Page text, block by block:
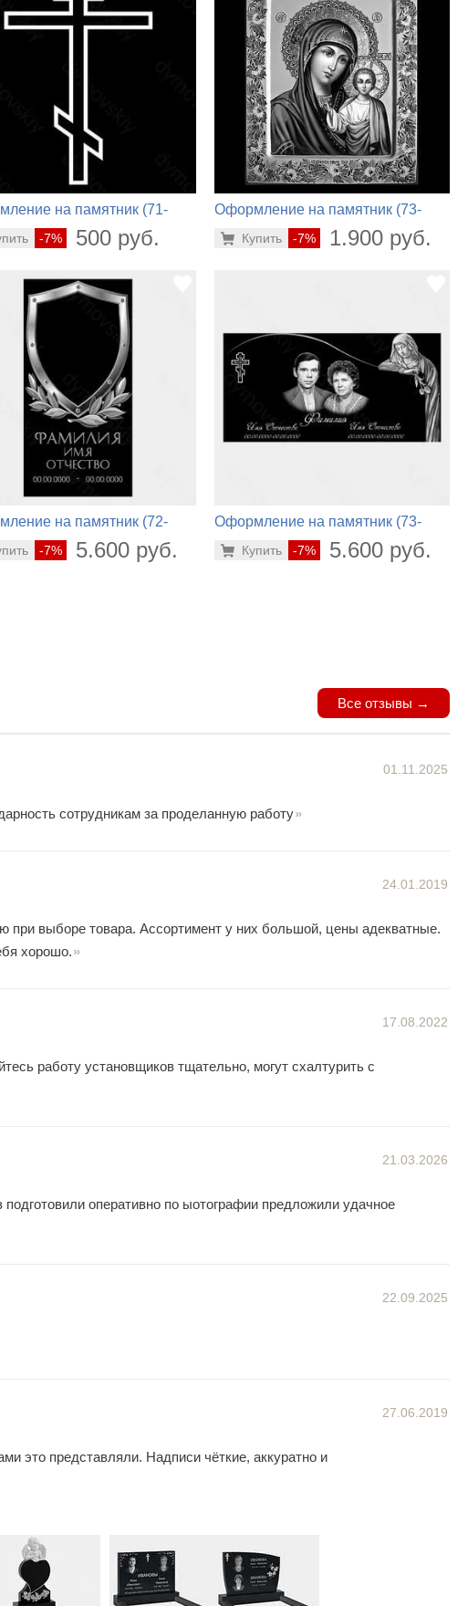
на памятник (71-
-7% 500 руб.
Оформление на памятник (73-
-7% 1.900 руб.
Купить
на памятник (72-
-7% 5.600 руб.
Оформление на памятник (73-
-7% 5.600 руб.
Купить
Все отзывы →
01.11.2025
сотрудникам за проделанную работу
24.01.2019
выборе товара. Ассортимент у них большой, цены адекватные.
хорошо.
17.08.2022
работу установщиков тщательно, могут схалтурить с
21.03.2026
оперативно по ыотографии предложили удачное
22.09.2025
27.06.2019
это представляли. Надписи чёткие, аккуратно и